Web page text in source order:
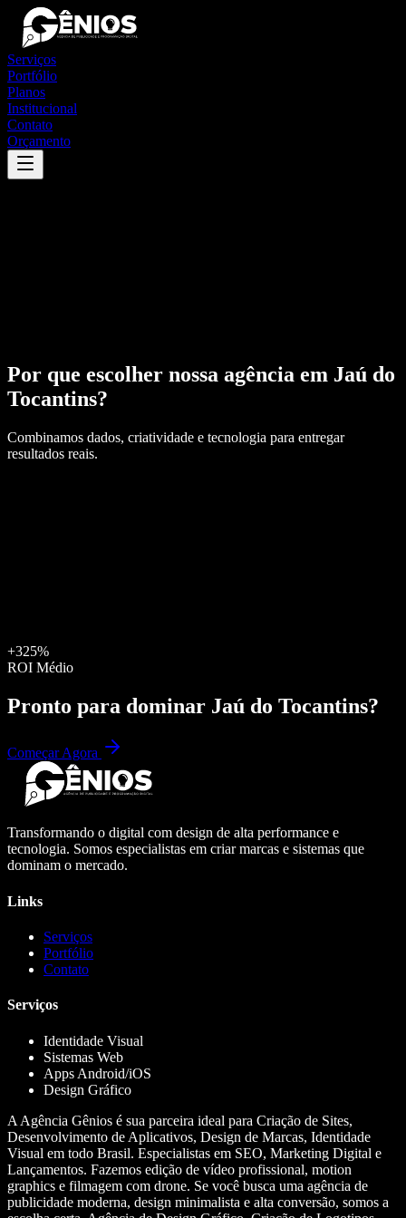
Serviços
Portfólio
Planos
Institucional
Contato
Orçamento
Por que escolher nossa agência em Jaú do
Tocantins?
Combinamos dados, criatividade e tecnologia para entregar
resultados reais.
+325%
ROI Médio
Pronto para dominar Jaú do Tocantins?
Começar Agora
Transformando o digital com design de alta performance e
tecnologia. Somos especialistas em criar marcas e sistemas que
dominam o mercado.
Links
Serviços
Portfólio
Contato
Serviços
Identidade Visual
Sistemas Web
Apps Android/iOS
Design Gráfico
A Agência Gênios é sua parceira ideal para Criação de Sites,
Desenvolvimento de Aplicativos, Design de Marcas, Identidade
Visual em todo Brasil. Especialistas em SEO, Marketing Digital e
Lançamentos. Fazemos edição de vídeo profissional, motion
graphics e filmagem com drone. Se você busca uma agência de
publicidade moderna, design minimalista e alta conversão, somos a